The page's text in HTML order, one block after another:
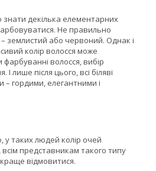
декілька елементарних
Не правильно
– землистий або червоний. Однак і
колір волосся може
волосся, вибір
лише після цього, всі біляві
– гордими, елегантними і
у таких людей колір очей
представникам такого типу
краще відмовитися.